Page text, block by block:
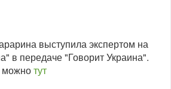
выступила экспертом на
в передаче "Говорит Украина".
можнотут